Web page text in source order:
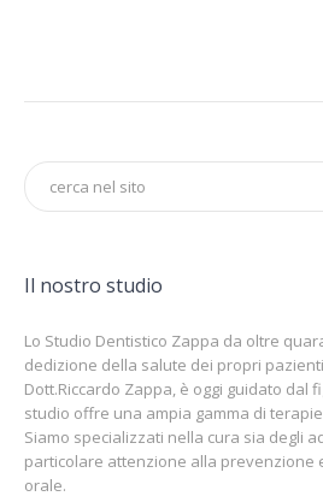
Il nostro studio
Lo Studio Dentistico Zappa da oltre
dedizione della salute dei propri
Dott.Riccardo Zappa, è oggi guidato dal
studio offre una ampia gamma di
Siamo specializzati nella cura sia degli
particolare attenzione alla prevenzione
orale.